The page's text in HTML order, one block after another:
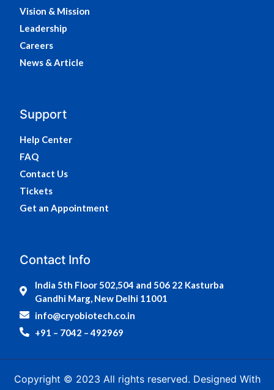
Vision & Mission
Leadership
Careers
News & Article
Support
Help Center
FAQ
Contact Us
Tickets
Get an Appointment
Contact Info
India 5th Floor 502,504 and 506 22 Kasturba
Gandhi Marg, New Delhi 11001
info@cryobiotech.co.in
+91 – 7042 – 492969
Copyright © 2023 All rights reserved. Designed With